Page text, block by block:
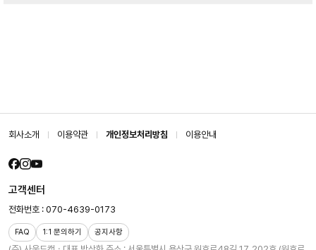
회사소개 이용약관 개인정보처리방침 이용안내
고객센터
전화번호 : 070-4639-0173
FAQ 1:1 문의하기 공지사항